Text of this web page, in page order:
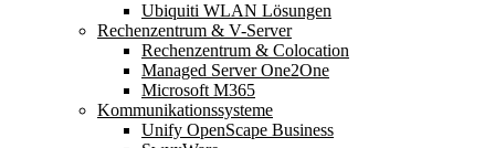
Ubiquiti WLAN Lösungen
Rechenzentrum & V-Server
Rechenzentrum & Colocation
Managed Server One2One
Microsoft M365
Kommunikationssysteme
Unify OpenScape Business